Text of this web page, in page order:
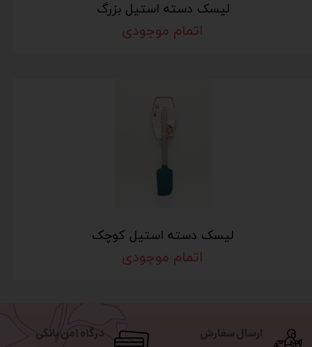
لیسک دسته استیل بزرگ
اتمام موجودی
لیسک دسته استیل کوچک
اتمام موجودی
ارسال سفارش درگاه امن بانکی